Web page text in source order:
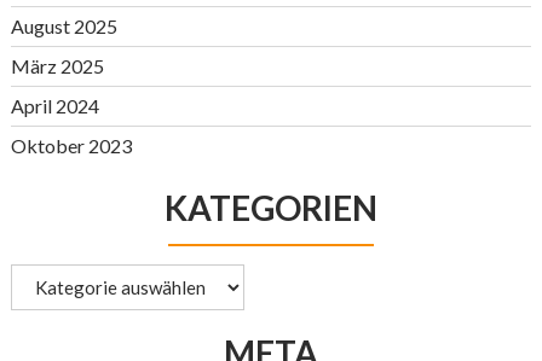
August 2025
März 2025
April 2024
Oktober 2023
KATEGORIEN
Kategorien